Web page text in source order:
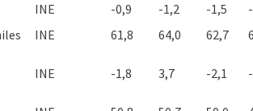
INE -0,9 -1,2 -1,5
INE 61,8 64,0 62,7
INE -1,8 3,7 -2,1